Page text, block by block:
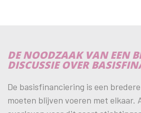
DE NOODZAAK VAN EEN
DISCUSSIE OVER
De basisfinanciering is een
moeten blijven voeren met elkaar.